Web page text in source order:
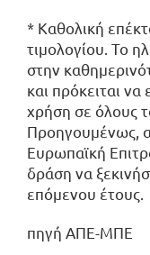
* Καθολική
τιμολογίου. Το
στην
και πρόκειται
χρήση σε όλους
Προηγουμένως,
Ευρωπαϊκή
δράση να
επόμενου έτους.
πηγή ΑΠΕ-ΜΠΕ